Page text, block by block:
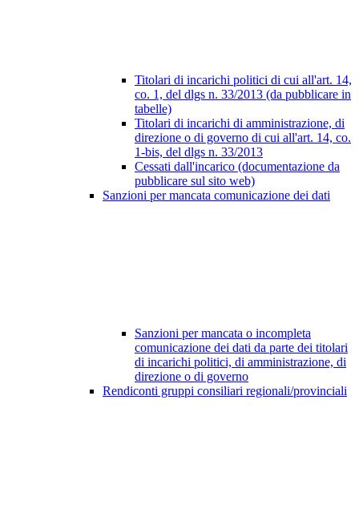
Titolari di incarichi politici di cui all'art. 14,
co. 1, del dlgs n. 33/2013 (da pubblicare in
tabelle)
Titolari di incarichi di amministrazione, di
direzione o di governo di cui all'art. 14, co.
1-bis, del dlgs n. 33/2013
Cessati dall'incarico (documentazione da
pubblicare sul sito web)
Sanzioni per mancata comunicazione dei dati
Sanzioni per mancata o incompleta
comunicazione dei dati da parte dei titolari
di incarichi politici, di amministrazione, di
direzione o di governo
Rendiconti gruppi consiliari regionali/provinciali